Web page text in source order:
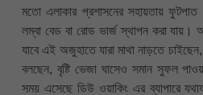
মতো এলাকার প্রশাসনের সহায়তায় ফুটপাত
লম্বা বেড বা রোড ভার্জ স্থাপন করা যায়।
যাবে এই অজুহাতে যারা মাথা নাড়তে
বলছেন, বৃষ্টি ভেজা ঘাসেও সমান সুফল
সময় এসেছে ডিউ ওয়াকিং এর ব্যাপারে